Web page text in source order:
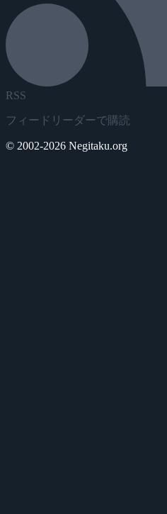
RSS
フィードリーダーで購読
© 2002-2026 Negitaku.org